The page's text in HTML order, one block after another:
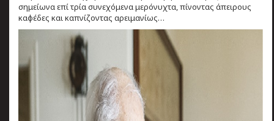
σημείωνα επί τρία συνεχόμενα μερόνυχτα, πίνοντας άπειρους
καφέδες και καπνίζοντας αρειμανίως…